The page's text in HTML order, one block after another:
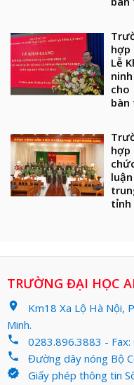
hợp
Lễ
bàn
tỉnh
TRƯỜNG ĐẠI HỌC
location_on
Km18 Xa Lộ Hà Nội,
Minh.
phone 0283.896.3883 - Fax:
phone Đường dây nóng Bộ
verified Giấy phép thông tin